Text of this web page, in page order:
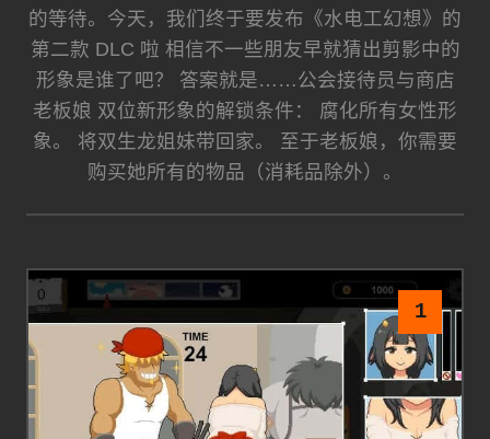
的等待。今天，我们终于要发布《水电工幻想》的
第二款 DLC 啦 相信不一些朋友早就猜出剪影中的
形象是谁了吧？ 答案就是……公会接待员与商店
老板娘 双位新形象的解锁条件： 腐化所有女性形
象。 将双生龙姐妹带回家。 至于老板娘，你需要
购买她所有的物品（消耗品除外）。
1